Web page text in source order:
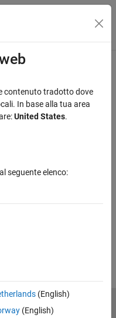
navigazione
information?
contenuto tradotto dove
In base alla tua area
United States.
seguente elenco:
(English)
(English)
sulla privacy